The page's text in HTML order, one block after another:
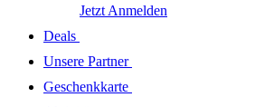
Jetzt Anmelden
Deals
Unsere Partner
Geschenkkarte